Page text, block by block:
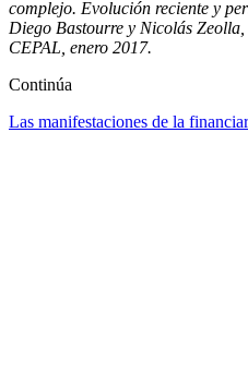
complejo. Evolución reciente y
Diego Bastourre y Nicolás Zeolla,
CEPAL, enero 2017.
Continúa
Las manifestaciones de la